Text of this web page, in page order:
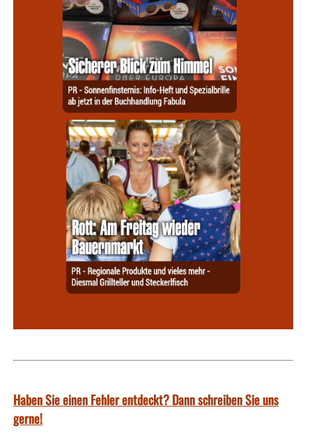
Haben Sie einen Fehler entdeckt? Dann schreiben Sie uns
gerne!